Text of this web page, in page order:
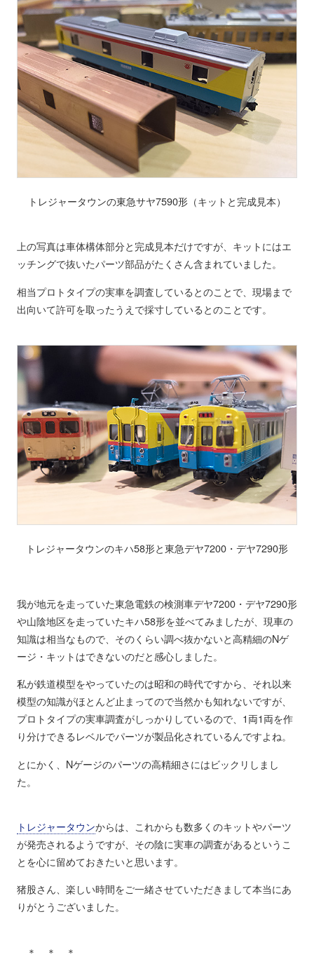
トレジャータウンの東急サヤ7590形（キットと完成見本）
上の写真は車体構体部分と完成見本だけですが、キットにはエ
ッチングで抜いたパーツ部品がたくさん含まれていました。
相当プロトタイプの実車を調査しているとのことで、現場まで
出向いて許可を取ったうえで採寸しているとのことです。
トレジャータウンのキハ58形と東急デヤ7200・デヤ7290形
我が地元を走っていた東急電鉄の検測車デヤ7200・デヤ7290形
や山陰地区を走っていたキハ58形を並べてみましたが、現車の
知識は相当なもので、そのくらい調べ抜かないと高精細のNゲ
ージ・キットはできないのだと感心しました。
私が鉄道模型をやっていたのは昭和の時代ですから、それ以来
模型の知識がほとんど止まってので当然かも知れないですが、
プロトタイプの実車調査がしっかりしているので、1両1両を作
り分けできるレベルでパーツが製品化されているんですよね。
とにかく、Nゲージのパーツの高精細さにはビックリしまし
た。
トレジャータウンからは、これからも数多くのキットやパーツ
が発売されるようですが、その陰に実車の調査があるというこ
とを心に留めておきたいと思います。
猪股さん、楽しい時間をご一緒させていただきまして本当にあ
りがとうございました。
＊ ＊ ＊